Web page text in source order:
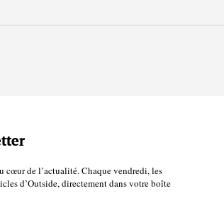
cœur de l’actualité. Chaque vendredi, les
d’Outside, directement dans votre boîte